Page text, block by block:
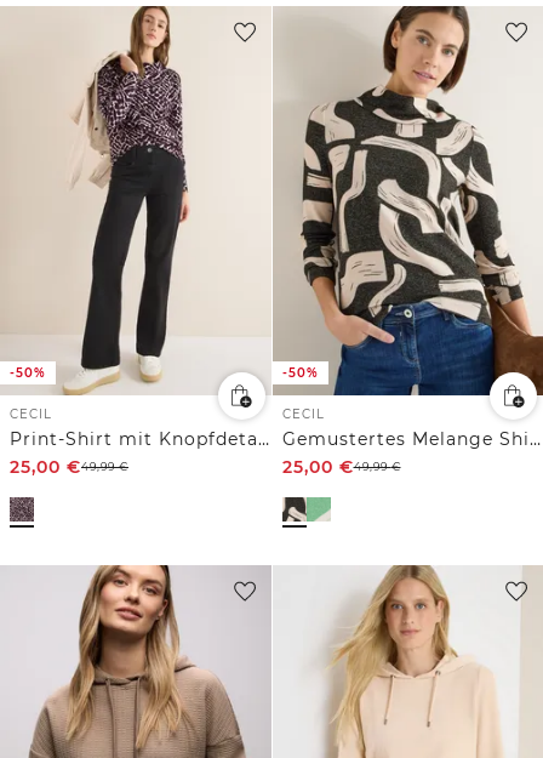
-50%
CECIL
Print-Shirt mit Knopfdetails
25,00 €49,99€
-50%
CECIL
Gemustertes Melange Shirt
25,00 €49,99€